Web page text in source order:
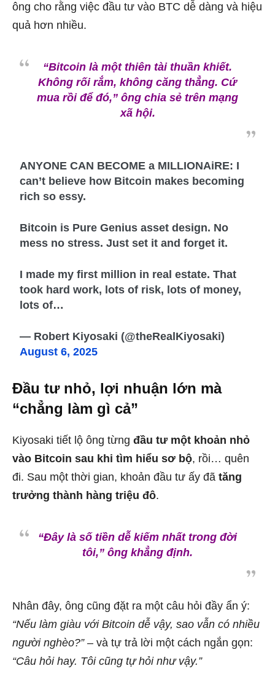
ông cho rằng việc đầu tư vào BTC dễ dàng và hiệu
quả hơn nhiều.
“Bitcoin là một thiên tài thuần khiết.
Không rối rắm, không căng thẳng. Cứ
mua rồi để đó,” ông chia sẻ trên mạng
xã hội.
ANYONE CAN BECOME a MILLIONAiRE: I
can’t believe how Bitcoin makes becoming
rich so essy.
Bitcoin is Pure Genius asset design. No
mess no stress. Just set it and forget it.
I made my first million in real estate. That
took hard work, lots of risk, lots of money,
lots of…
— Robert Kiyosaki (@theRealKiyosaki)
August 6, 2025
Đầu tư nhỏ, lợi nhuận lớn mà
“chẳng làm gì cả”
Kiyosaki tiết lộ ông từng đầu tư một khoản nhỏ
vào Bitcoin sau khi tìm hiểu sơ bộ, rồi… quên
đi. Sau một thời gian, khoản đầu tư ấy đã tăng
trưởng thành hàng triệu đô.
“Đây là số tiền dễ kiếm nhất trong đời
tôi,” ông khẳng định.
Nhân đây, ông cũng đặt ra một câu hỏi đầy ẩn ý:
“Nếu làm giàu với Bitcoin dễ vậy, sao vẫn có nhiều
người nghèo?”– và tự trả lời một cách ngắn gọn:
“Câu hỏi hay. Tôi cũng tự hỏi như vậy.”